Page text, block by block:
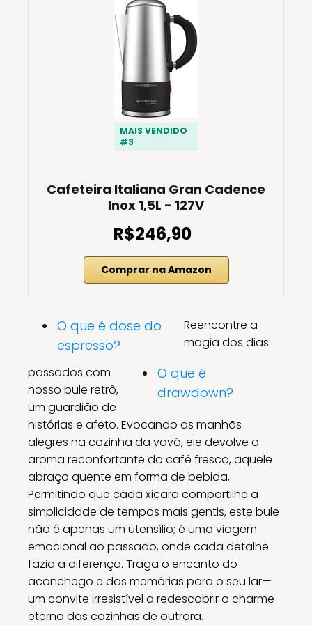
MAIS VENDIDO
#3
Cafeteira Italiana Gran Cadence
Inox 1,5L - 127V
R$246,90
Comprar na Amazon
O que é dose do
espresso?
O que é
drawdown?
Reencontre a
magia dos dias
passados com
nosso bule retrô,
um guardião de
histórias e afeto. Evocando as manhãs
alegres na cozinha da vovó, ele devolve o
aroma reconfortante do café fresco, aquele
abraço quente em forma de bebida.
Permitindo que cada xícara compartilhe a
simplicidade de tempos mais gentis, este bule
não é apenas um utensílio; é uma viagem
emocional ao passado, onde cada detalhe
fazia a diferença. Traga o encanto do
aconchego e das memórias para o seu lar—
um convite irresistível a redescobrir o charme
eterno das cozinhas de outrora.